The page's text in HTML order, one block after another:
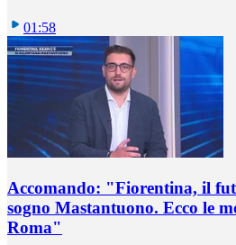
01:58
Accomando: "Fiorentina, il
sogno Mastantuono. Ecco le
Roma"